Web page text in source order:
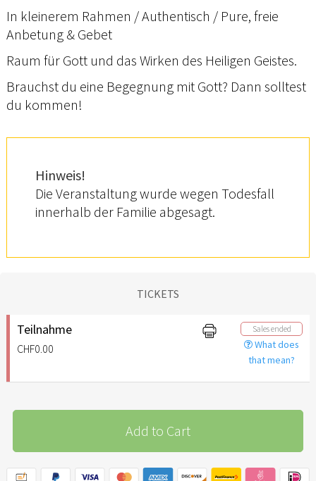
In kleinerem Rahmen / Authentisch / Pure, freie
Anbetung & Gebet
Raum für Gott und das Wirken des Heiligen Geistes.
Brauchst du eine Begegnung mit Gott? Dann solltest
du kommen!
Hinweis!
Die Veranstaltung wurde wegen Todesfall
innerhalb der Familie abgesagt.
TICKETS
Teilnahme
CHF0.00
Sales ended
What does
that mean?
Add to Cart